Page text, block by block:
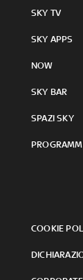
SKY TV
SKY APPS
NOW
SKY BAR
SPAZI SKY
COOKIE